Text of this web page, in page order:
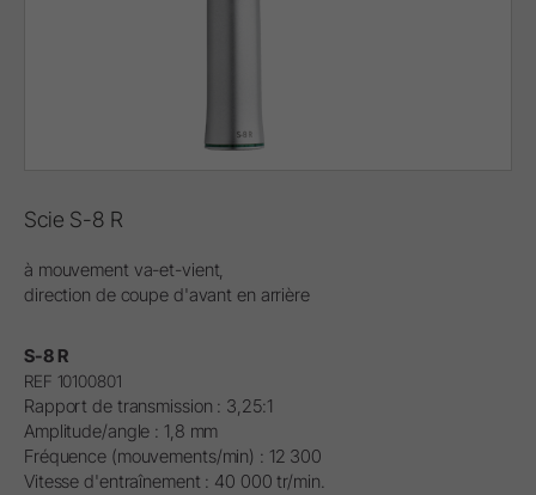
Scie S-8 R
à mouvement va-et-vient,
direction de coupe d'avant en arrière
S-8 R
REF 10100801
Rapport de transmission : 3,25:1
Amplitude/angle : 1,8 mm
Fréquence (mouvements/min) : 12 300
Vitesse d'entraînement : 40 000 tr/min.